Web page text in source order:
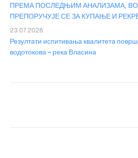
ПРЕМА ПОСЛЕДЊИМ АНАЛИЗАМА,
ПРЕПОРУЧУЈЕ СЕ ЗА КУПАЊЕ И
Резултати испитивања квалитета
водотокова – река Власина
23.07.2026.